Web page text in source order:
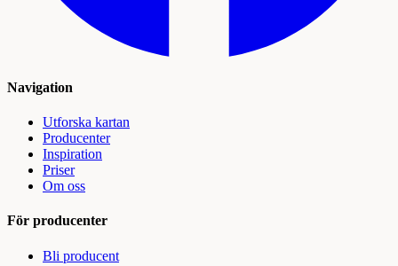
Navigation
Utforska kartan
Producenter
Inspiration
Priser
Om oss
För producenter
Bli producent